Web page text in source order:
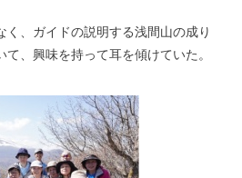
く、ガイドの説明する浅間山の成り
、興味を持って耳を傾けていた。